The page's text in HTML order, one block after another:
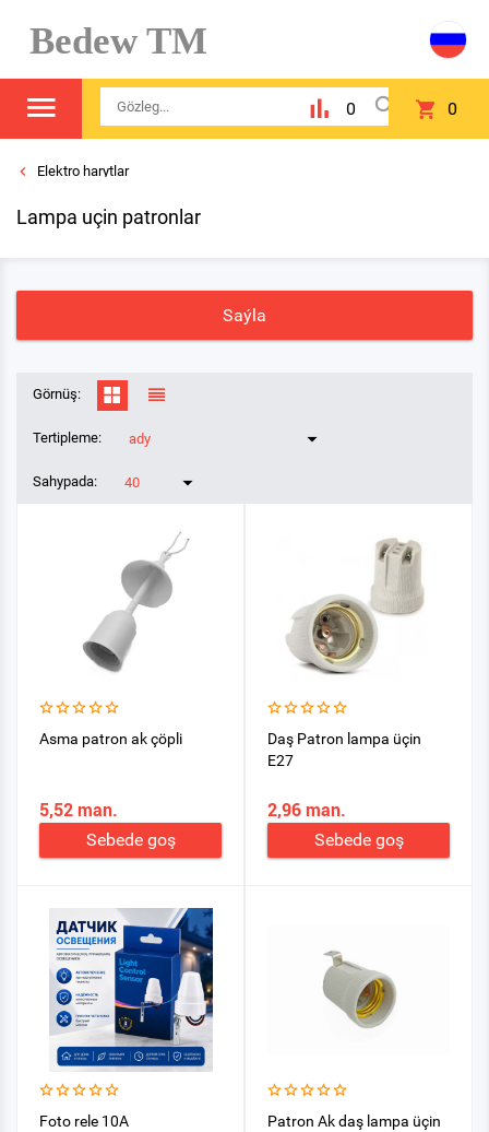
Bedew TM
0 0
Elektro harytlar
Lampa uçin patronlar
Saýla
Görnüş:
Tertipleme: ady
Sahypada: 40
Asma patron ak çöpli
5,52 man.
Sebede goş
Daş Patron lampa üçin
E27
2,96 man.
Sebede goş
Foto rele 10A
Patron Ak daş lampa üçin